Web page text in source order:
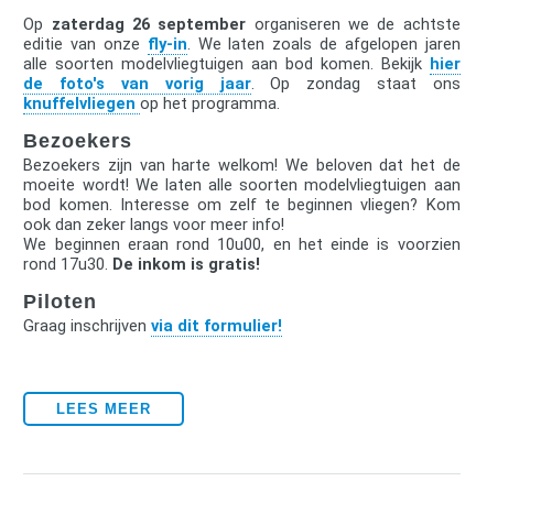
Op zaterdag 26 september organiseren we de achtste
editie van onze fly-in. We laten zoals de afgelopen jaren
alle soorten modelvliegtuigen aan bod komen. Bekijk hier
de foto's van vorig jaar. Op zondag staat ons
knuffelvliegen op het programma.
Bezoekers
Bezoekers zijn van harte welkom! We beloven dat het de
moeite wordt! We laten alle soorten modelvliegtuigen aan
bod komen. Interesse om zelf te beginnen vliegen? Kom
ook dan zeker langs voor meer info!
We beginnen eraan rond 10u00, en het einde is voorzien
rond 17u30. De inkom is gratis!
Piloten
Graag inschrijven via dit formulier!
LEES MEER